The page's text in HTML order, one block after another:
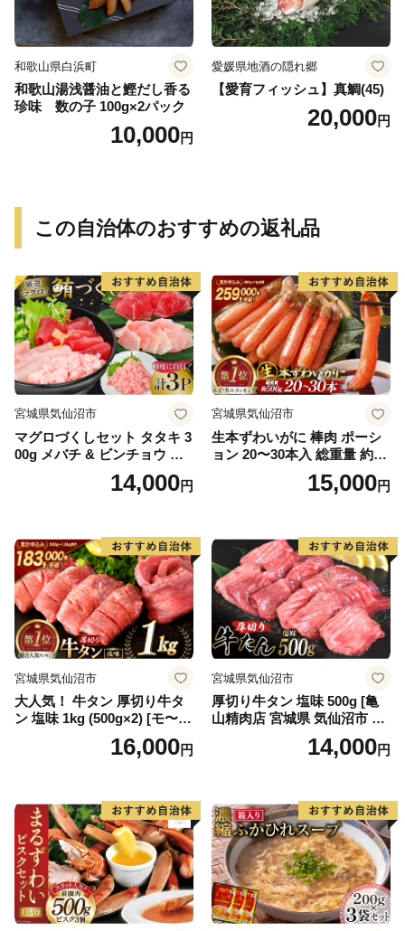
和歌山県白浜町
和歌山湯浅醤油と鰹だし香る
珍味 数の子 100g×2パック
10,000円
愛媛県地酒の隠れ郷
【愛育フィッシュ】真鯛(45)
20,000円
この自治体のおすすめの返礼品
宮城県気仙沼市
マグロづくしセット タタキ 3
00g メバチ & ビンチョウ 切
り落し 各250g 計3パック 冷
凍 [畠和水産 宮城県 気仙沼市
14,000円
宮城県気仙沼市
生本ずわいがに 棒肉 ポーシ
ョン 20〜30本入 総重量 約50
0g [カネダイ 宮城県 気仙沼
市 20564322] むき身 カニ か
ニ脚 蟹脚 カニ棒肉 カニ 蟹
15,000円
宮城県気仙沼市
大人気！ 牛タン 厚切り牛タ
ン 塩味 1kg (500g×2) [モ〜ラ
ンド 宮城県 気仙沼市 205646
60] 肉 牛肉 精肉 牛たん 牛タ
厚切り タン
16,000円
宮城県気仙沼市
厚切り牛タン 塩味 500g [亀
山精肉店 宮城県 気仙沼市 20
565156] 精肉 肉 牛肉 牛たん
牛タン ぎゅうたん タン タン
14,000円